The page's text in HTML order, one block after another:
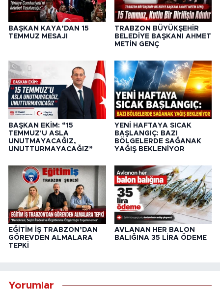
BAŞKAN KAYA’DAN 15
TEMMUZ MESAJI
TRABZON BÜYÜKŞEHİR
BELEDİYE BAŞKANI AHMET
METİN GENÇ
BAŞKAN EKİM: “15
TEMMUZ'U ASLA
UNUTMAYACAĞIZ,
UNUTTURMAYACAĞIZ”
YENİ HAFTAYA SICAK
BAŞLANGIÇ: BAZI
BÖLGELERDE SAĞANAK
YAĞIŞ BEKLENİYOR
EĞİTİM İŞ TRABZON’DAN
GÖREVDEN ALMALARA
TEPKİ
AVLANAN HER BALON
BALIĞINA 35 LİRA ÖDEME
Yorumlar